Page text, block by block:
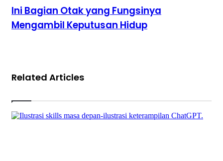
Sleep
Texting
Ini
Bagian
Otak
Ini Bagian Otak yang Fungsinya
Mengambil Keputusan Hidup
Related Articles